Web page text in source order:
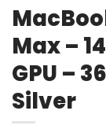
Max –
GPU –
Silver